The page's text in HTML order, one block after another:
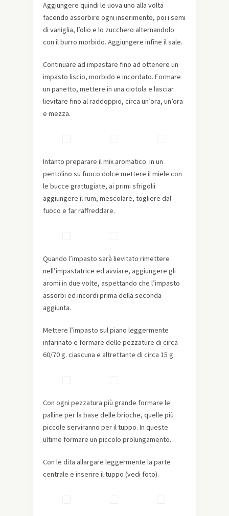
Aggiungere quindi le uova uno alla volta
facendo assorbire ogni inserimento, poi i semi
di vaniglia, l’olio e lo zucchero alternandolo
con il burro morbido. Aggiungere infine il sale.
Continuare ad impastare fino ad ottenere un
impasto liscio, morbido e incordato. Formare
un panetto, mettere in una ciotola e lasciar
lievitare fino al raddoppio, circa un’ora, un’ora
e mezza.
Intanto preparare il mix aromatico: in un
pentolino su fuoco dolce mettere il miele con
le bucce grattugiate, ai primi sfrigolii
aggiungere il rum, mescolare, togliere dal
fuoco e far raffreddare.
Quando l’impasto sarà lievitato rimettere
nell’impastatrice ed avviare, aggiungere gli
aromi in due volte, aspettando che l’impasto
assorbi ed incordi prima della seconda
aggiunta.
Mettere l’impasto sul piano leggermente
infarinato e formare delle pezzature di circa
60/70 g. ciascuna e altrettante di circa 15 g.
Con ogni pezzatura più grande formare le
palline per la base delle brioche, quelle più
piccole serviranno per il tuppo. In queste
ultime formare un piccolo prolungamento.
Con le dita allargare leggermente la parte
centrale e inserire il tuppo (vedi foto).